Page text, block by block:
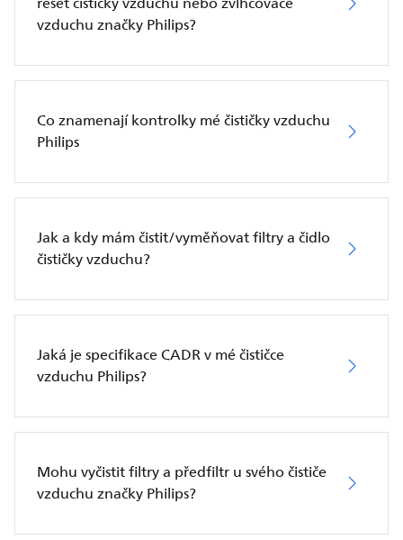
vzduchu značky Philips?
Co znamenají kontrolky mé čističky vzduchu
Philips
Jak a kdy mám čistit/vyměňovat filtry a čidlo
čističky vzduchu?
Jaká je specifikace CADR v mé čističce
vzduchu Philips?
Mohu vyčistit filtry a předfiltr u svého čističe
vzduchu značky Philips?